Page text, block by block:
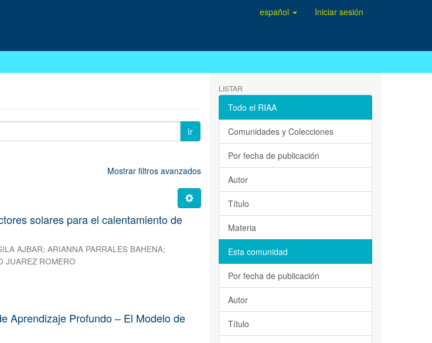
español Iniciar sesión
Ir
Mostrar filtros avanzados
solares para el calentamiento de
AJBAR;ARIANNA PARRALES BAHENA;
JUAREZ ROMERO
Aprendizaje Profundo – El Modelo de
LISTAR
Todo el RIAA
Comunidades y Colecciones
Por fecha de publicación
Autor
Título
Materia
Esta comunidad
Por fecha de publicación
Autor
Título